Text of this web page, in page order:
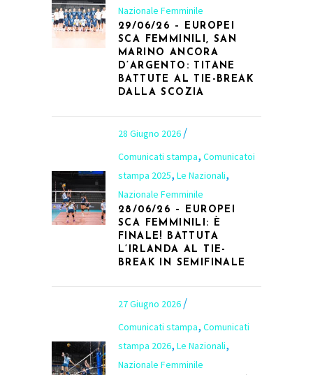
Nazionale Femminile
29/06/26 – EUROPEI
SCA FEMMINILI, SAN
MARINO ANCORA
D’ARGENTO: TITANE
BATTUTE AL TIE-BREAK
DALLA SCOZIA
28 Giugno 2026
Comunicati stampa, Comunicatoi
stampa 2025, Le Nazionali,
Nazionale Femminile
28/06/26 – EUROPEI
SCA FEMMINILI: È
FINALE! BATTUTA
L’IRLANDA AL TIE-
BREAK IN SEMIFINALE
27 Giugno 2026
Comunicati stampa, Comunicati
stampa 2026, Le Nazionali,
Nazionale Femminile